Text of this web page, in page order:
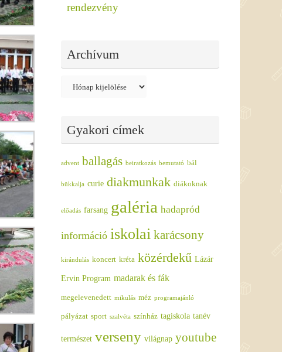
rendezvény
Archívum
Archívum
Gyakori címek
advent ballagás beiratkozás bemutató bál
bükkalja curie diakmunkak diákoknak
előadás farsang galéria hadapród
információ iskolai karácsony
kirándulás koncert kréta közérdekű Lázár
Ervin Program madarak és fák
megelevenedett mikulás méz programajánló
pályázat sport szalvéta színház tagiskola tanév
természet verseny világnap youtube